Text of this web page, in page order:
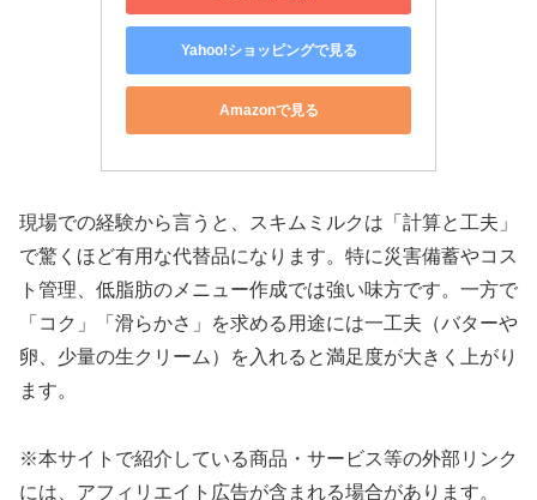
Yahoo!ショッピングで見る
Amazonで見る
現場での経験から言うと、スキムミルクは「計算と工夫」
で驚くほど有用な代替品になります。特に災害備蓄やコス
ト管理、低脂肪のメニュー作成では強い味方です。一方で
「コク」「滑らかさ」を求める用途には一工夫（バターや
卵、少量の生クリーム）を入れると満足度が大きく上がり
ます。
※本サイトで紹介している商品・サービス等の外部リンク
には、アフィリエイト広告が含まれる場合があります。